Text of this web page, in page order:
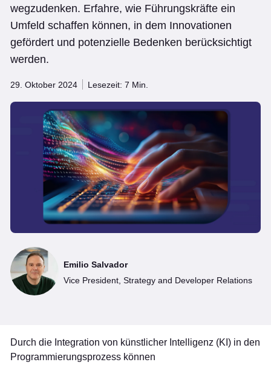
wegzudenken. Erfahre, wie Führungskräfte ein
Umfeld schaffen können, in dem Innovationen
gefördert und potenzielle Bedenken berücksichtigt
werden.
29. Oktober 2024 Lesezeit: 7 Min.
Emilio Salvador
Vice President, Strategy and Developer Relations
Durch die Integration von künstlicher Intelligenz (KI) in den
Programmierungsprozess können